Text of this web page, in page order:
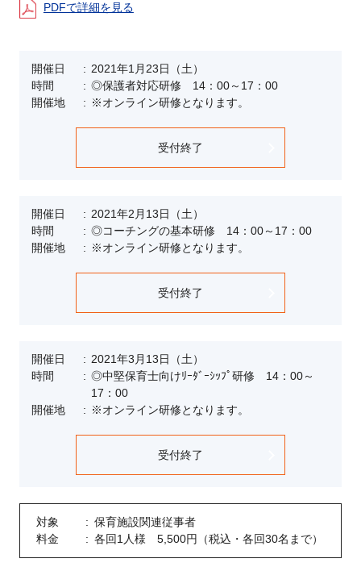
PDFで詳細を見る
開催日
2021年1月23日（土）
時間
◎保護者対応研修 14：00～17：00
開催地
※オンライン研修となります。
受付終了
開催日
2021年2月13日（土）
時間
◎コーチングの基本研修 14：00～17：00
開催地
※オンライン研修となります。
受付終了
開催日
2021年3月13日（土）
時間
◎中堅保育士向けﾘｰﾀﾞｰｼｯﾌﾟ研修 14：00～
17：00
開催地
※オンライン研修となります。
受付終了
対象
保育施設関連従事者
料金
各回1人様 5,500円（税込・各回30名まで）